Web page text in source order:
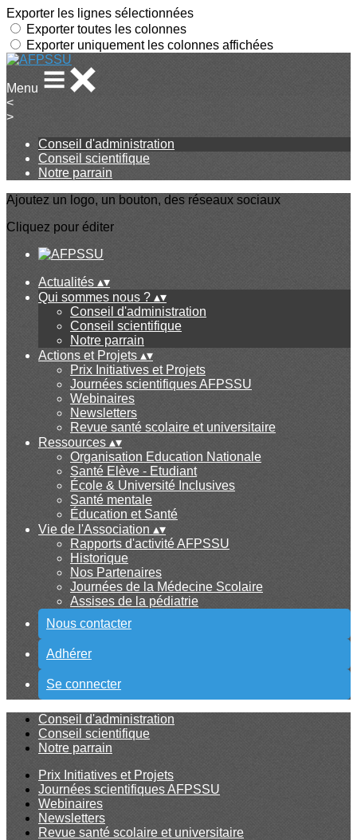
Exporter les lignes sélectionnées
Exporter toutes les colonnes
Exporter uniquement les colonnes affichées
Menu
<
>
Conseil d'administration
Conseil scientifique
Notre parrain
Ajoutez un logo, un bouton, des réseaux sociaux
Cliquez pour éditer
Actualités ▴▾
Qui sommes nous ? ▴▾
Conseil d'administration
Conseil scientifique
Notre parrain
Actions et Projets ▴▾
Prix Initiatives et Projets
Journées scientifiques AFPSSU
Webinaires
Newsletters
Revue santé scolaire et universitaire
Ressources ▴▾
Organisation Education Nationale
Santé Elève - Etudiant
École & Université Inclusives
Santé mentale
Éducation et Santé
Vie de l'Association ▴▾
Rapports d'activité AFPSSU
Historique
Nos Partenaires
Journées de la Médecine Scolaire
Assises de la pédiatrie
Nous contacter
Adhérer
Se connecter
Conseil d'administration
Conseil scientifique
Notre parrain
Prix Initiatives et Projets
Journées scientifiques AFPSSU
Webinaires
Newsletters
Revue santé scolaire et universitaire